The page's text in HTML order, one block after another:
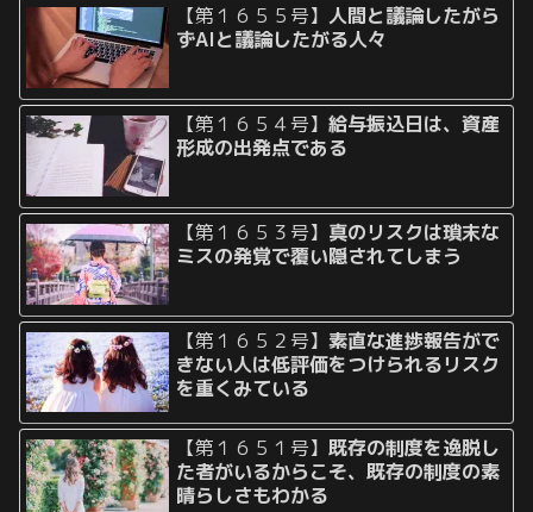
【第１６５５号】人間と議論したがら
ずAIと議論したがる人々
【第１６５４号】給与振込日は、資産
形成の出発点である
【第１６５３号】 真のリスクは瑣末な
ミスの発覚で覆い隠されてしまう
【第１６５２号】素直な進捗報告がで
きない人は低評価をつけられるリスク
を重くみている
【第１６５１号】既存の制度を逸脱し
た者がいるからこそ、既存の制度の素
晴らしさもわかる